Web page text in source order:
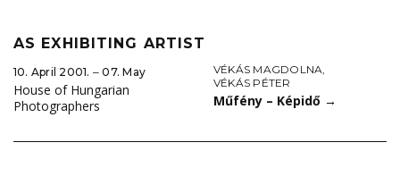
AS EXHIBITING ARTIST
10. April 2001. ‒ 07. May
House of Hungarian
Photographers
VÉKÁS MAGDOLNA
VÉKÁS PÉTER
Műfény – Képidő →